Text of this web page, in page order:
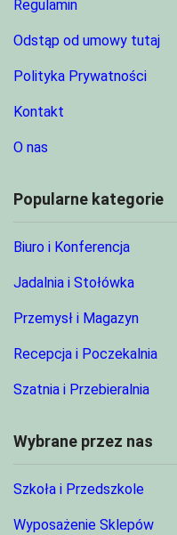
Regulamin
Odstąp od umowy tutaj
Polityka Prywatności
Kontakt
O nas
Popularne kategorie
Biuro i Konferencja
Jadalnia i Stołówka
Przemysł i Magazyn
Recepcja i Poczekalnia
Szatnia i Przebieralnia
Wybrane przez nas
Szkoła i Przedszkole
Wyposażenie Sklepów